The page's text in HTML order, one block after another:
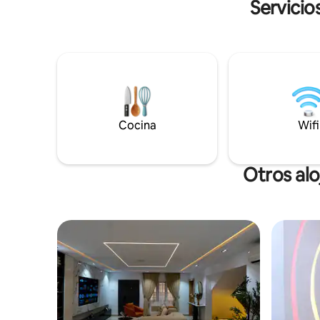
vigilancia las 24 horas del día, los 7 días de
la semana, y con un fácil registro de
llegada autónomo, chef a pedido,
servicio de recogida en el aeropuerto y
y comodidad.
Cocina Wifi
Otros